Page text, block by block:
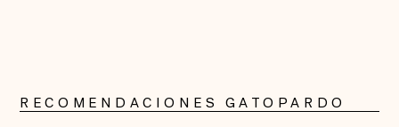
RECOMENDACIONES GATOPARDO